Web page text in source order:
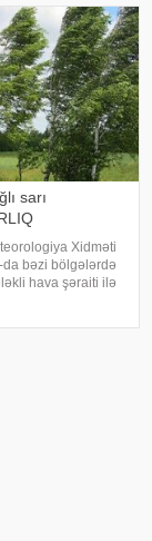
siyasi səbəblərlə
sarı
Xidməti
bəzi bölgələrdə
hava şəraiti ilə